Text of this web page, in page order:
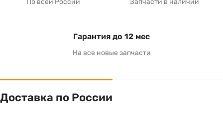
По всей России Запчасти в наличии
Гарантия до 12 мес
На все новые запчасти
Доставка по России